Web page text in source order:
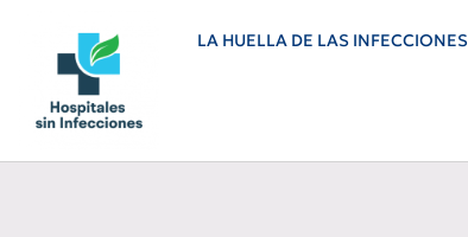
LA HUELLA DE LAS INFECCIONES